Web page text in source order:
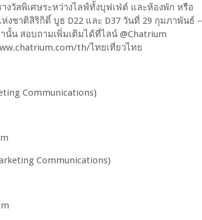
วัลพิเศษระหว่างไลฟ์ทั้งบุฟเฟ่ต์ และห้องพัก หรือ
ชาติสิริกิติ์ บูธ D22 และ D37 วันที่ 29 กุมภาพันธ์ –
น สอบถามเพิ่มเติมได้ที่ไลน์ @Chatrium
th/ไทยเที่ยวไทย
Communications)
Communications)